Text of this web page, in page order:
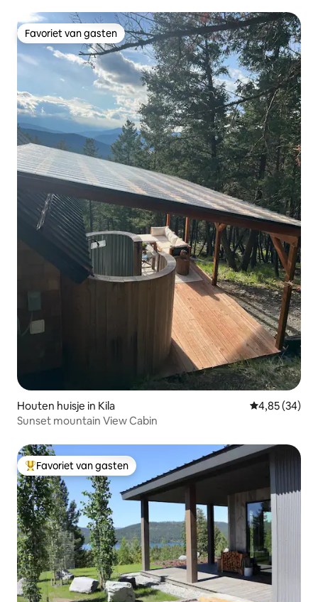
Favoriet van gasten
Favoriet van gasten
Houten huisje in Kila Gemiddelde
4,85 (34)
Sunset mountain View Cabin
Topfavoriet van gasten
Favoriet van gasten